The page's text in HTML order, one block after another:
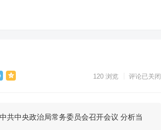
120 浏览 评论已关闭
共中央政治局常务委员会召开会议 分析当